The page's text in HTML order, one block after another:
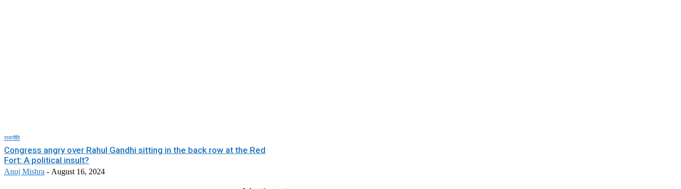
राजनीति
Congress angry over Rahul Gandhi sitting in the back row at the Red
Fort: A political insult?
Anuj Mishra - August 16, 2024